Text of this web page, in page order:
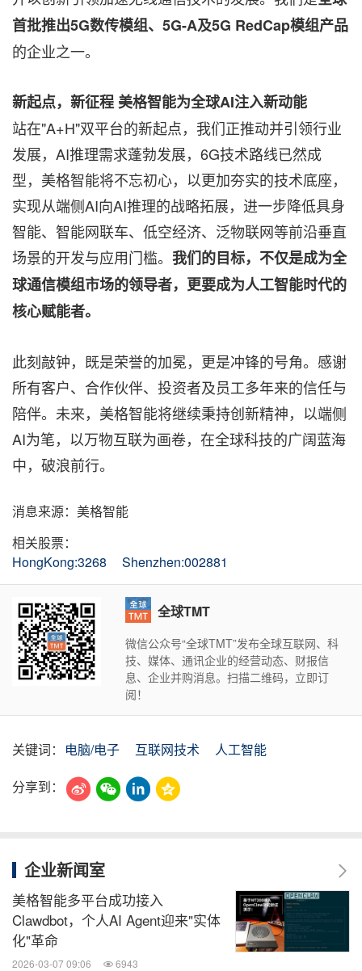
首批推出5G数传模组、 5G-A及5G RedCap模组产品
的企业之一。
新起点，新征程 美格智能为全球AI注入新动能
站在"A+H"双平台的新起点，我们正推动并引领行业
发展，AI推理需求蓬勃发展，6G技术路线已然成
型，美格智能将不忘初心，以更加夯实的技术底座，
实现从端侧AI向AI推理的战略拓展，进一步降低具身
智能、智能网联车、低空经济、泛物联网等前沿垂直
场景的开发与应用门槛。 我们的目标，不仅是成为全
球通信模组市场的领导者，更要成为人工智能时代的
核心赋能者。
此刻敲钟，既是荣誉的加冕，更是冲锋的号角。感谢
所有客户、合作伙伴、投资者及员工多年来的信任与
陪伴。未来，美格智能将继续秉持创新精神，以端侧
AI为笔，以万物互联为画卷，在全球科技的广阔蓝海
中，破浪前行。
消息来源：美格智能
相关股票：
HongKong:3268
Shenzhen:002881
全球TMT
微信公众号“全球TMT”发布全球互联网、科
技、媒体、通讯企业的经营动态、财报信
息、企业并购消息。扫描二维码，立即订
阅！
关键词： 电脑/电子 互联网技术
人工智能
分享到：
企业新闻室
美格智能多平台成功接入
Clawdbot，个人AI Agent迎来"实体
化"革命
2026-03-07 09:06 6943